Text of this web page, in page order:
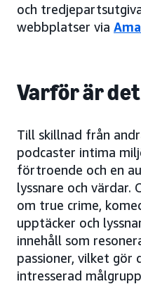
och
webbplatser via
Varför är
Till skillnad från
podcaster intima
förtroende och en
lyssnare och värdar.
om true crime,
upptäcker och
innehåll som
passioner, vilket gör
intresserad